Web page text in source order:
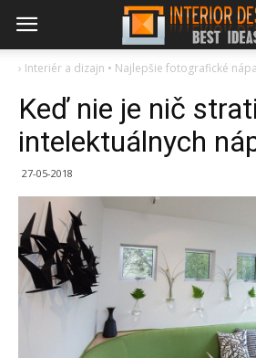
› Interiér a dizajn • Najlepšie fotografické
Keď nie je nič
intelektuálnych
27-05-2018